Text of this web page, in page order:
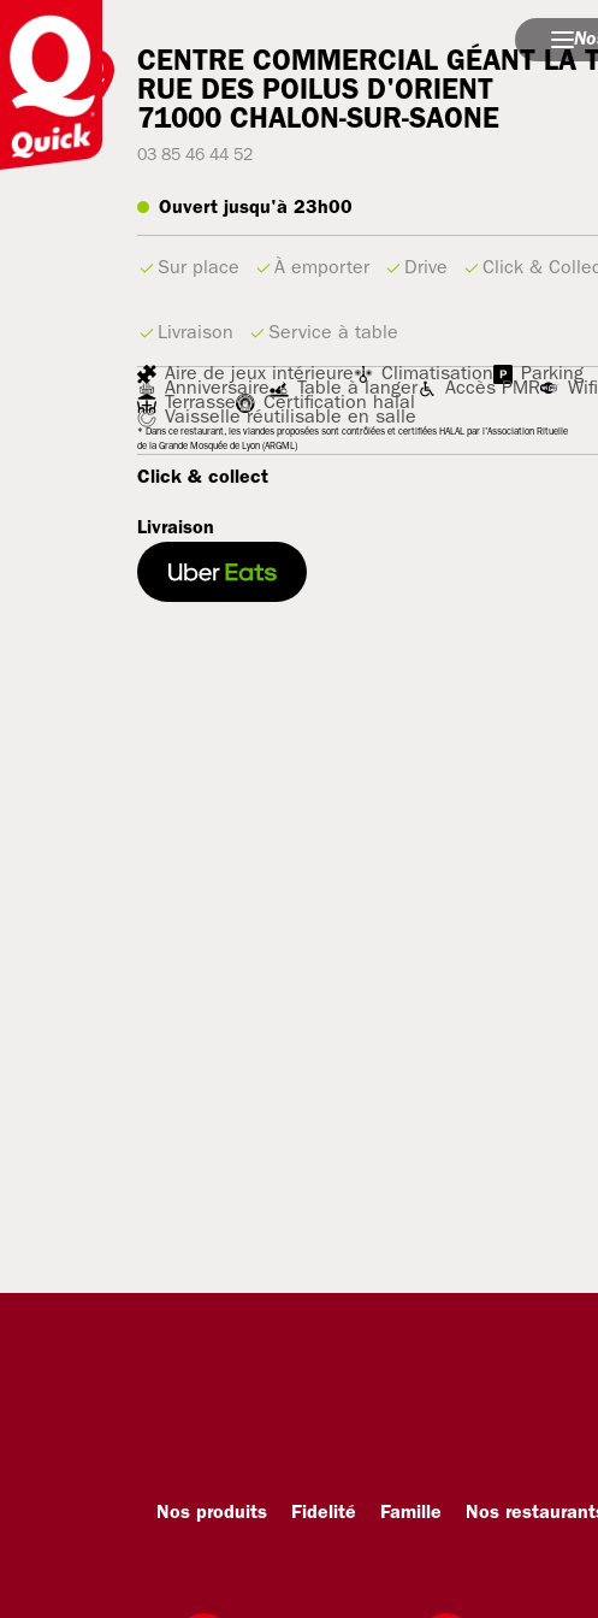
CENTRE COMMERCIAL GÉANT LA
RUE DES POILUS D'ORIENT
71000 CHALON-SUR-SAONE
03 85 46 44 52
Ouvert jusqu'à 23h00
Sur place À emporter Drive Click &
Livraison Service à table
Aire de jeux intérieure Climatisation Parking
Anniversaire Table à langer Accès PMR Wifi
Terrasse Certification halal
Vaisselle réutilisable en salle
* Dans ce restaurant, les viandes proposées sont contrôlées et certifiées HALAL par l'Association Rituelle
de la Grande Mosquée de Lyon (ARGML)
Click & collect
Livraison
Nos produits Fidelité Famille Nos